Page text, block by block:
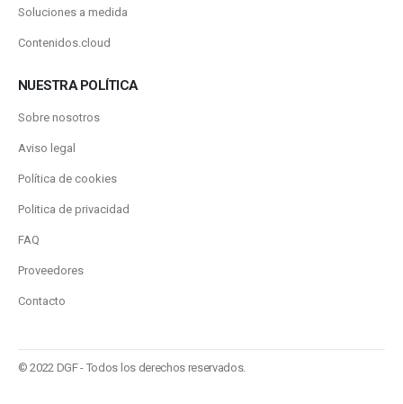
Soluciones a medida
Contenidos.cloud
NUESTRA POLÍTICA
Sobre nosotros
Aviso legal
Política de cookies
Politica de privacidad
FAQ
Proveedores
Contacto
© 2022 DGF - Todos los derechos reservados.